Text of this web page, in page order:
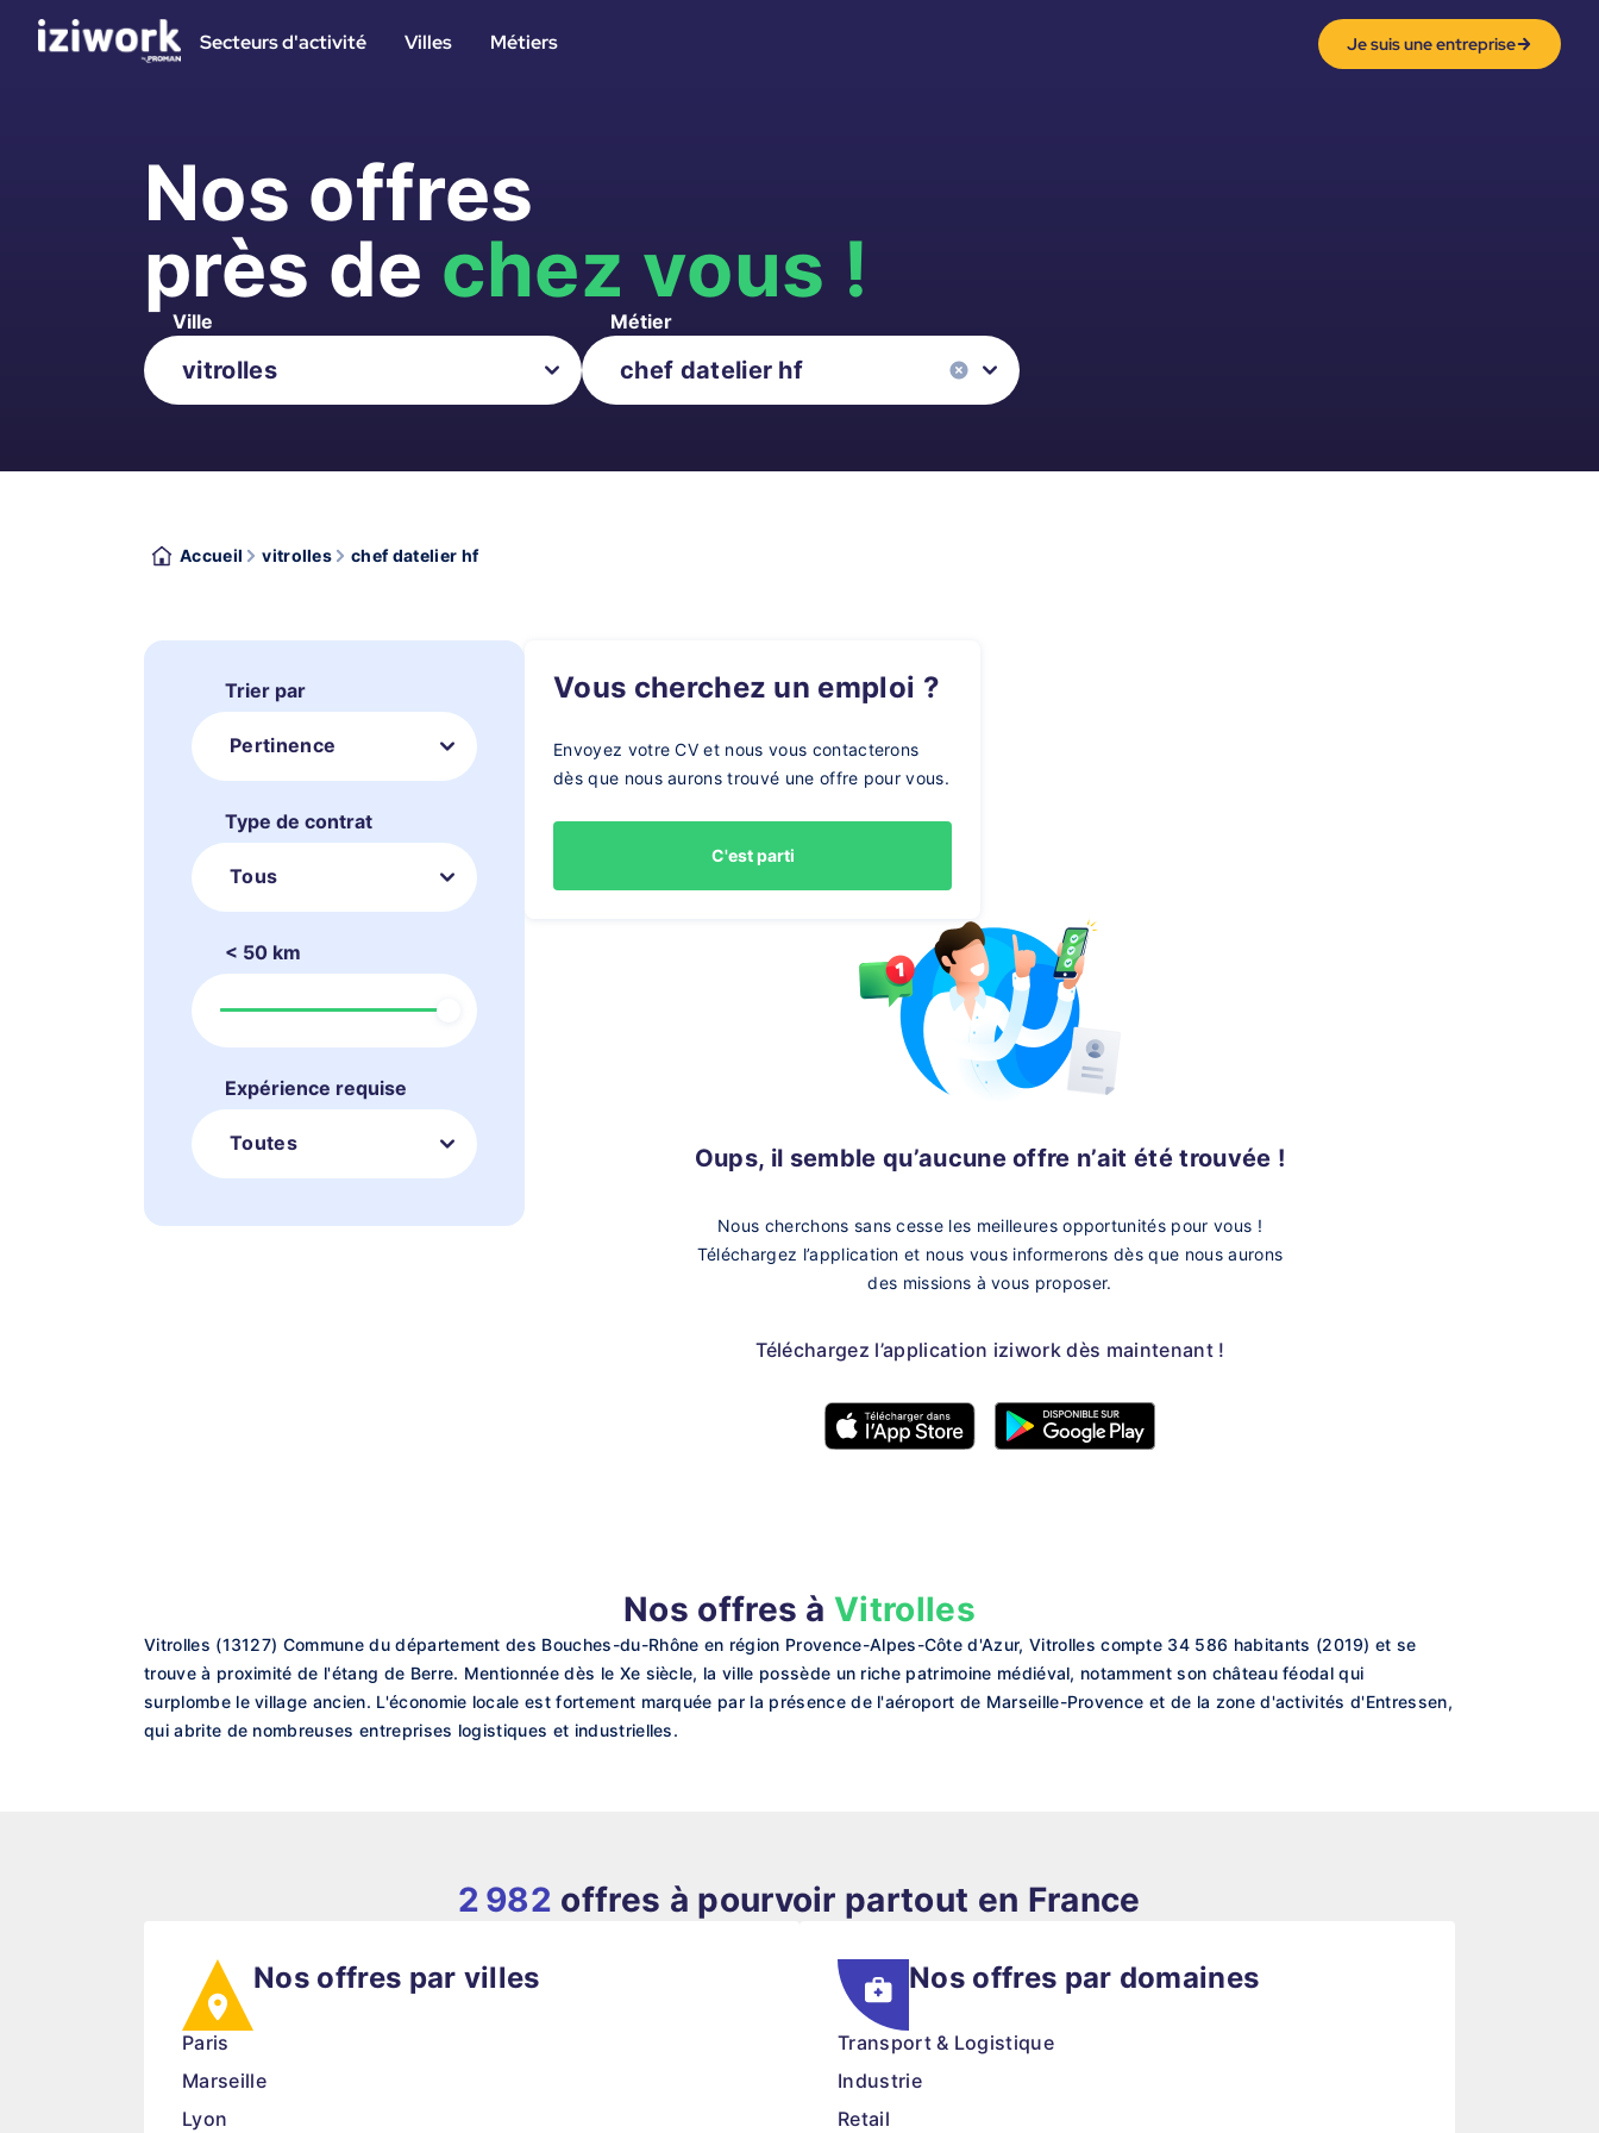
Secteurs d'activité Villes Métiers Je suis une entreprise
Nos offres
près de chez vous !
Ville Métier
Accueil vitrolles chef datelier hf
Trier par
Pertinence
Type de contrat
Tous
< 50 km
Expérience requise
Toutes
Vous cherchez un emploi ?
Envoyez votre CV et nous vous contacterons
dès que nous aurons trouvé une offre pour vous.
C'est parti
Oups, il semble qu’aucune offre n’ait été trouvée !
Nous cherchons sans cesse les meilleures opportunités pour vous !
Téléchargez l’application et nous vous informerons dès que nous aurons
des missions à vous proposer.
Téléchargez l’application iziwork dès maintenant !
Nos offres à Vitrolles
Vitrolles (13127) Commune du département des Bouches-du-Rhône en région Provence-Alpes-Côte d'Azur, Vitrolles compte 34 586 habitants (2019) et se
trouve à proximité de l'étang de Berre. Mentionnée dès le Xe siècle, la ville possède un riche patrimoine médiéval, notamment son château féodal qui
surplombe le village ancien. L'économie locale est fortement marquée par la présence de l'aéroport de Marseille-Provence et de la zone d'activités d'Entressen,
qui abrite de nombreuses entreprises logistiques et industrielles.
2 982 offres à pourvoir partout en France
Nos offres par villes
Paris
Marseille
Lyon
Nos offres par domaines
Transport & Logistique
Industrie
Retail